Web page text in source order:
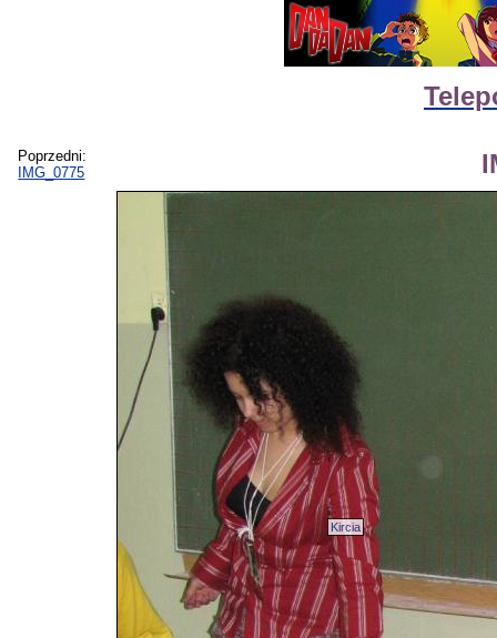
Poprzedni:
IMG_0775
Kircia